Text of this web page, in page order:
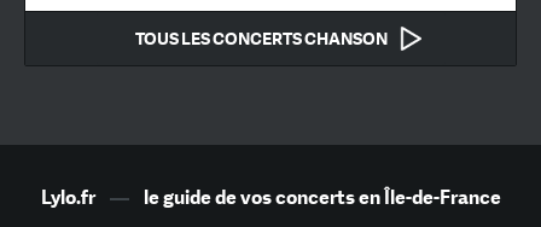
TOUS LES CONCERTS CHANSON
Lylo.fr— le guide de vos concerts en Île-de-France